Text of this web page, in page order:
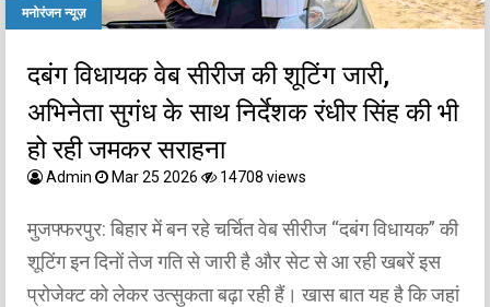
मनोरंजन न्यूज़
दबंग विधायक वेब सीरीज की शूटिंग जारी,
अभिनेता सुगंध के साथ निर्देशक रंधीर सिंह की भी
हो रही जमकर सराहना
Admin Mar 25 2026 14708 views
मुजफ्फरपुर: बिहार में बन रहे चर्चित वेब सीरीज “दबंग विधायक” की
शूटिंग इन दिनों तेज गति से जारी है और सेट से आ रही खबरें इस
प्रोजेक्ट को लेकर उत्सुकता बढ़ा रही हैं। खास बात यह है कि जहां